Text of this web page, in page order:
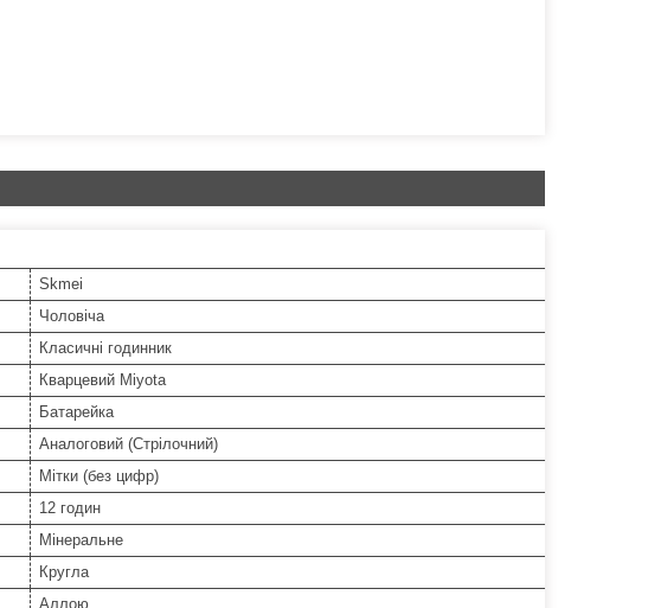
Skmei
Чоловіча
Класичні годинник
Кварцевий Miyota
Батарейка
Аналоговий (Стрілочний)
Мітки (без цифр)
12 годин
Мінеральне
Кругла
Аллою